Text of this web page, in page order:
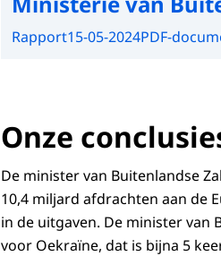
Rapport15-05-2024PDF-
Onze
De minister van Buitenlandse
10,4 miljard afdrachten aan de
in de uitgaven. De minister van
voor Oekraïne, dat is bijna 5